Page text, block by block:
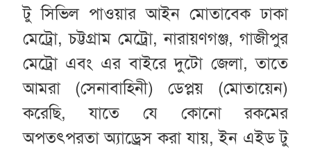
টু সিভিল পাওয়ার আইন মোতাবেক ঢাকা
মেট্রো, চট্টগ্রাম মেট্রো, নারায়ণগঞ্জ, গাজীপুর
মেট্রো এবং এর বাইরে দুটো জেলা, তাতে
আমরা (সেনাবাহিনী) ডেপ্লয় (মোতায়েন)
করেছি, যাতে যে কোনো রকমের
অপতৎপরতা অ্যাড্রেস করা যায়, ইন এইড টু